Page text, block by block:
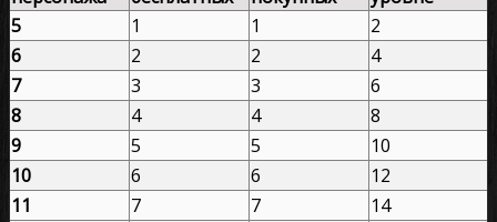
5
1 1
2
6
2 2
4
7
3 3
6
8
4 4
8
9
5 5
10
10
6 6
12
11
7 7
14